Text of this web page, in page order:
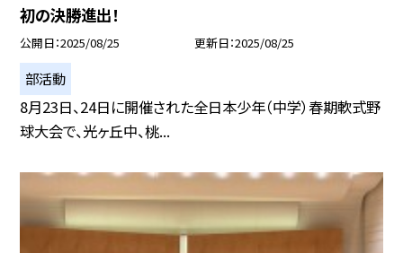
初の決勝進出！
公開日 2025/08/25 更新日 2025/08/25
部活動
8月23日、24日に開催された全日本少年（中学）春期軟式野
球大会で、光ヶ丘中、桃...